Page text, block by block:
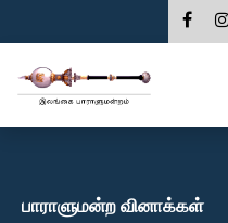
பாராளுமன்ற வினாக்கள்